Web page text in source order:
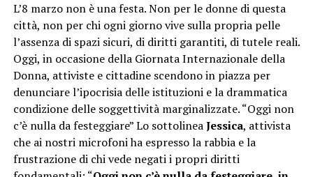
L’8 marzo non è una festa. Non per le donne di questa
città, non per chi ogni giorno vive sulla propria pelle
l’assenza di spazi sicuri, di diritti garantiti, di tutele reali.
Oggi, in occasione della Giornata Internazionale della
Donna, attiviste e cittadine scendono in piazza per
denunciare l’ipocrisia delle istituzioni e la drammatica
condizione delle soggettività marginalizzate. “Oggi non
c’è nulla da festeggiare” Lo sottolineaJessica, attivista
che ai nostri microfoni ha espresso la rabbia e la
frustrazione di chi vede negati i propri diritti